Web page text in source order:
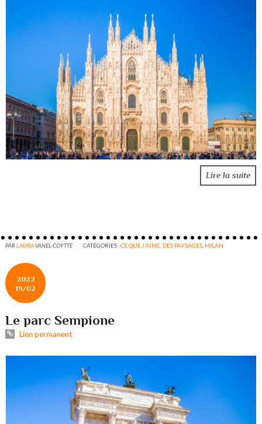
Lire la suite
PARLAURAVANEL-COYTTE CATÉGORIES :CE QUE J'AIME. DES PAYSAGES MILAN
2022
19/02
Le parc Sempione
Lien permanent